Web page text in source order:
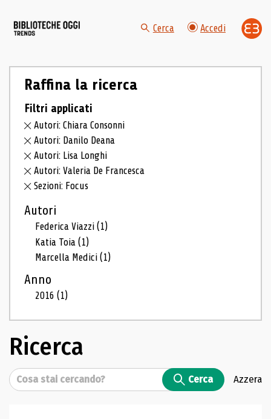
Cerca Accedi
Raffina la ricerca
Filtri applicati
Autori: Chiara Consonni
Autori: Danilo Deana
Autori: Lisa Longhi
Autori: Valeria De Francesca
Sezioni: Focus
Autori
Federica Viazzi(1)
Katia Toia(1)
Marcella Medici(1)
Anno
2016(1)
Ricerca
Cerca Cerca Azzera